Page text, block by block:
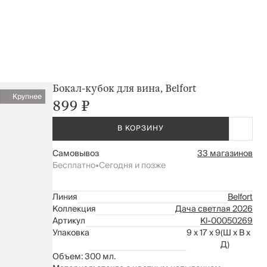
Крупнее
Бокал-кубок для вина, Belfort
899 ₽
В КОРЗИНУ
Самовывоз
33 магазинов
Бесплатно•Сегодня и позже
Линия
Belfort
Коллекция
Дача светлая 2026
Артикул
Kl-00050269
Упаковка
9 x 17 x 9(Ш x В x
Д)
Объем: 300 мл.